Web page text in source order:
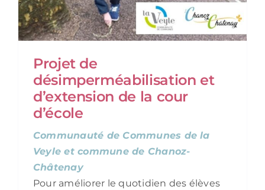
Projet de
désimperméabilisation et
d’extension de la cour
d’école
Communauté de Communes de la
Veyle et commune de Chanoz-
Châtenay
Pour améliorer le quotidien des élèves